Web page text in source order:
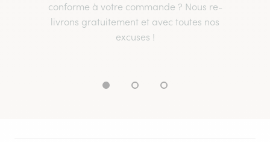
conforme à votre commande ? Nous re-
livrons gratuitement et avec toutes nos
excuses !